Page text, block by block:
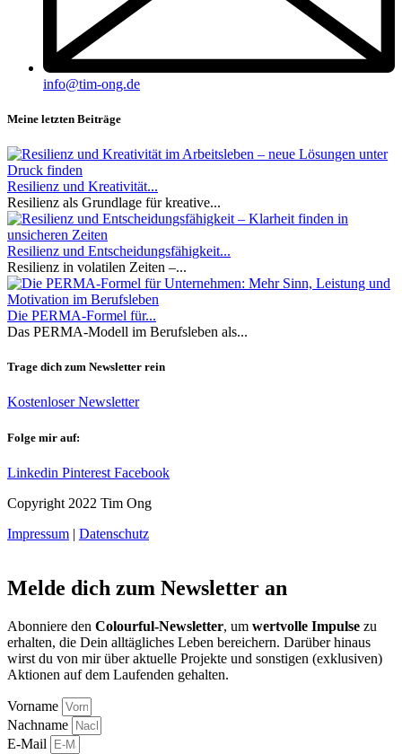
info@tim-ong.de
Meine letzten Beiträge
Resilienz und Kreativität...
Resilienz als Grundlage für kreative...
Resilienz und Entscheidungsfähigkeit...
Resilienz in volatilen Zeiten –...
Die PERMA-Formel für...
Das PERMA-Modell im Berufsleben als...
Trage dich zum Newsletter rein
Kostenloser Newsletter
Folge mir auf:
Linkedin Pinterest Facebook
Copyright 2022 Tim Ong
Impressum | Datenschutz
Melde dich zum Newsletter an
Abonniere den Colourful-Newsletter, um wertvolle Impulse zu
erhalten, die Dein alltägliches Leben bereichern. Darüber hinaus
wirst du von mir über aktuelle Projekte und sonstigen (exklusiven)
Aktionen auf dem Laufenden gehalten.
Vorname
Nachname
E-Mail